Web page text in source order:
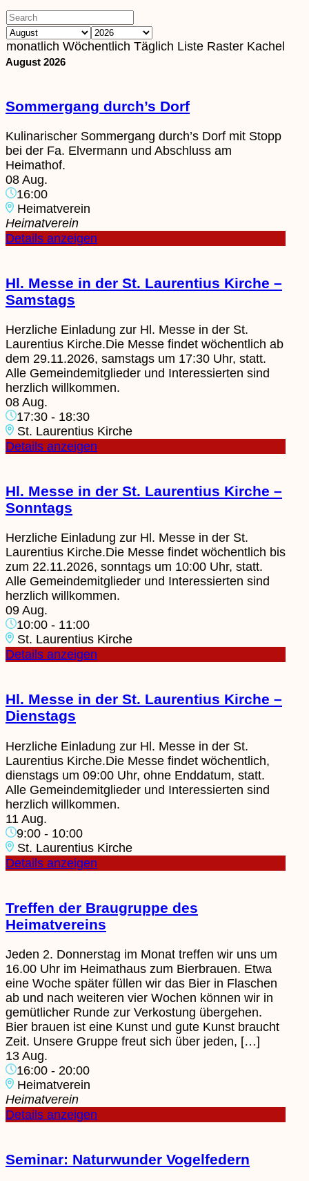
monatlich Wöchentlich Täglich Liste Raster Kachel
August 2026
Sommergang durch’s Dorf
Kulinarischer Sommergang durch’s Dorf mit Stopp
bei der Fa. Elvermann und Abschluss am
Heimathof.
08 Aug.
16:00
Heimatverein
Heimatverein
Details anzeigen
Hl. Messe in der St. Laurentius Kirche –
Samstags
Herzliche Einladung zur Hl. Messe in der St.
Laurentius Kirche.Die Messe findet wöchentlich ab
dem 29.11.2026, samstags um 17:30 Uhr, statt.
Alle Gemeindemitglieder und Interessierten sind
herzlich willkommen.
08 Aug.
17:30 - 18:30
St. Laurentius Kirche
Details anzeigen
Hl. Messe in der St. Laurentius Kirche –
Sonntags
Herzliche Einladung zur Hl. Messe in der St.
Laurentius Kirche.Die Messe findet wöchentlich bis
zum 22.11.2026, sonntags um 10:00 Uhr, statt.
Alle Gemeindemitglieder und Interessierten sind
herzlich willkommen.
09 Aug.
10:00 - 11:00
St. Laurentius Kirche
Details anzeigen
Hl. Messe in der St. Laurentius Kirche –
Dienstags
Herzliche Einladung zur Hl. Messe in der St.
Laurentius Kirche.Die Messe findet wöchentlich,
dienstags um 09:00 Uhr, ohne Enddatum, statt.
Alle Gemeindemitglieder und Interessierten sind
herzlich willkommen.
11 Aug.
9:00 - 10:00
St. Laurentius Kirche
Details anzeigen
Treffen der Braugruppe des
Heimatvereins
Jeden 2. Donnerstag im Monat treffen wir uns um
16.00 Uhr im Heimathaus zum Bierbrauen. Etwa
eine Woche später füllen wir das Bier in Flaschen
ab und nach weiteren vier Wochen können wir in
gemütlicher Runde zur Verkostung übergehen.
Bier brauen ist eine Kunst und gute Kunst braucht
Zeit.​ Unsere Gruppe freut sich über jeden, […]
13 Aug.
16:00 - 20:00
Heimatverein
Heimatverein
Details anzeigen
Seminar: Naturwunder Vogelfedern